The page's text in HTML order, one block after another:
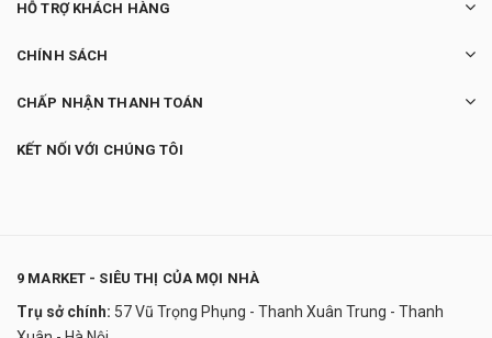
HỖ TRỢ KHÁCH HÀNG
CHÍNH SÁCH
CHẤP NHẬN THANH TOÁN
KẾT NỐI VỚI CHÚNG TÔI
9 MARKET - SIÊU THỊ CỦA MỌI NHÀ
Trụ sở chính: 57 Vũ Trọng Phụng - Thanh Xuân Trung - Thanh